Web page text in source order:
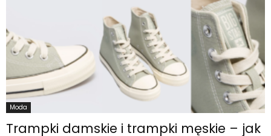
Moda
Trampki damskie i trampki męskie – jak